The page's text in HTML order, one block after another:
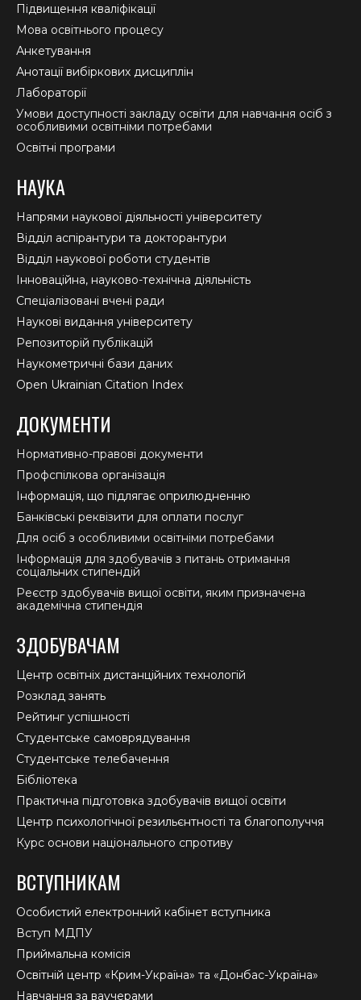
Підвищення кваліфікації
Мова освітнього процесу
Анкетування
Анотації вибіркових дисциплін
Лабораторії
Умови доступності закладу освіти для навчання осіб з
особливими освітніми потребами
Освітні програми
НАУКА
Напрями наукової діяльності університету
Відділ аспірантури та докторантури
Відділ наукової роботи студентів
Інноваційна, науково-технічна діяльність
Спеціалізовані вчені ради
Наукові видання університету
Репозиторій публікацій
Наукометричні бази даних
Open Ukrainian Citation Index
ДОКУМЕНТИ
Нормативно-правові документи
Профспілкова організація
Інформація, що підлягає оприлюдненню
Банківські реквізити для оплати послуг
Для осіб з особливими освітніми потребами
Інформація для здобувачів з питань отримання
соціальних стипендій
Реєстр здобувачів вищої освіти, яким призначена
академічна стипендія
ЗДОБУВАЧАМ
Центр освітніх дистанційних технологій
Розклад занять
Рейтинг успішності
Студентське самоврядування
Студентське телебачення
Бібліотека
Практична підготовка здобувачів вищої освіти
Центр психологічної резильєнтності та благополуччя
Курс основи національного спротиву
ВСТУПНИКАМ
Особистий електронний кабінет вступника
Вступ МДПУ
Приймальна комісія
Освітній центр «Крим-Україна» та «Донбас-Україна»
Навчання за ваучерами